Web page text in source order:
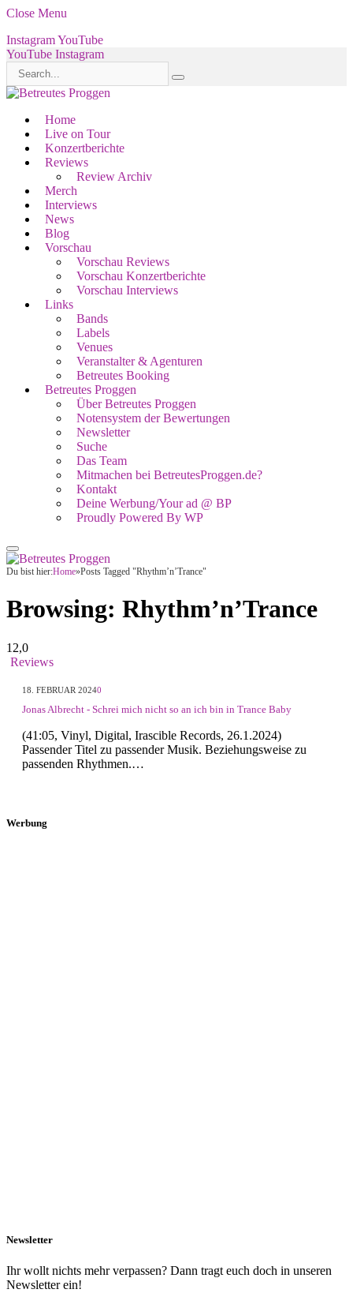
Close Menu
InstagramYouTube
YouTube Instagram
Home
Live on Tour
Konzertberichte
Reviews
Review Archiv
Merch
Interviews
News
Blog
Vorschau
Vorschau Reviews
Vorschau Konzertberichte
Vorschau Interviews
Links
Bands
Labels
Venues
Veranstalter & Agenturen
Betreutes Booking
Betreutes Proggen
Über Betreutes Proggen
Notensystem der Bewertungen
Newsletter
Suche
Das Team
Mitmachen bei BetreutesProggen.de?
Kontakt
Deine Werbung/Your ad @ BP
Proudly Powered By WP
Du bist hier:Home»Posts Tagged "Rhythm’n’Trance"
Browsing: Rhythm’n’Trance
12,0
Reviews
18. FEBRUAR 20240
Jonas Albrecht - Schrei mich nicht so an ich bin in Trance Baby
(41:05, Vinyl, Digital, Irascible Records, 26.1.2024)
Passender Titel zu passender Musik. Beziehungsweise zu
passenden Rhythmen.…
Werbung
Newsletter
Ihr wollt nichts mehr verpassen? Dann tragt euch doch in unseren
Newsletter ein!